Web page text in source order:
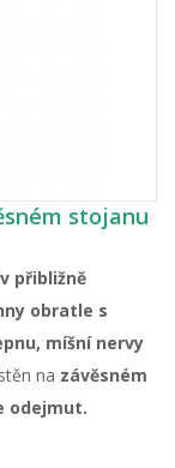
stojanu
přibližně
obratle s
míšní nervy
na závěsném
odejmut.